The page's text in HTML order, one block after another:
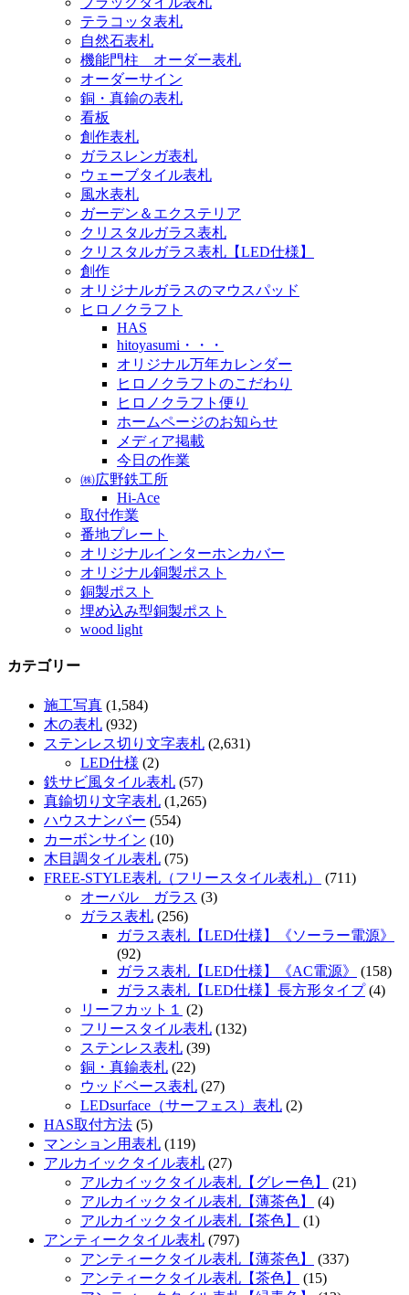
テラコッタ表札
自然石表札
機能門柱 オーダー表札
オーダーサイン
銅・真鍮の表札
看板
創作表札
ガラスレンガ表札
ウェーブタイル表札
風水表札
ガーデン＆エクステリア
クリスタルガラス表札
クリスタルガラス表札【LED仕様】
創作
オリジナルガラスのマウスパッド
ヒロノクラフト
HAS
hitoyasumi・・・
オリジナル万年カレンダー
ヒロノクラフトのこだわり
ヒロノクラフト便り
ホームページのお知らせ
メディア掲載
今日の作業
㈱広野鉄工所
Hi-Ace
取付作業
番地プレート
オリジナルインターホンカバー
オリジナル銅製ポスト
銅製ポスト
埋め込み型銅製ポスト
wood light
カテゴリー
施工写真 (1,584)
木の表札 (932)
ステンレス切り文字表札 (2,631)
LED仕様 (2)
鉄サビ風タイル表札 (57)
真鍮切り文字表札 (1,265)
ハウスナンバー (554)
カーボンサイン (10)
木目調タイル表札 (75)
FREE-STYLE表札（フリースタイル表札）
(711)
オーバル ガラス (3)
ガラス表札 (256)
ガラス表札【LED仕様】《ソーラー電源》
(92)
ガラス表札【LED仕様】《AC電源》
(158)
ガラス表札【LED仕様】長方形タイプ(4)
リーフカット１
(2)
フリースタイル表札 (132)
ステンレス表札 (39)
銅・真鍮表札 (22)
ウッドベース表札 (27)
LEDsurface（サーフェス）表札 (2)
HAS取付方法 (5)
マンション用表札 (119)
アルカイックタイル表札 (27)
アルカイックタイル表札【グレー色】
(21)
アルカイックタイル表札【薄茶色】
(4)
アルカイックタイル表札【茶色】
(1)
アンティークタイル表札 (797)
アンティークタイル表札【薄茶色】
(337)
アンティークタイル表札【茶色】
(15)